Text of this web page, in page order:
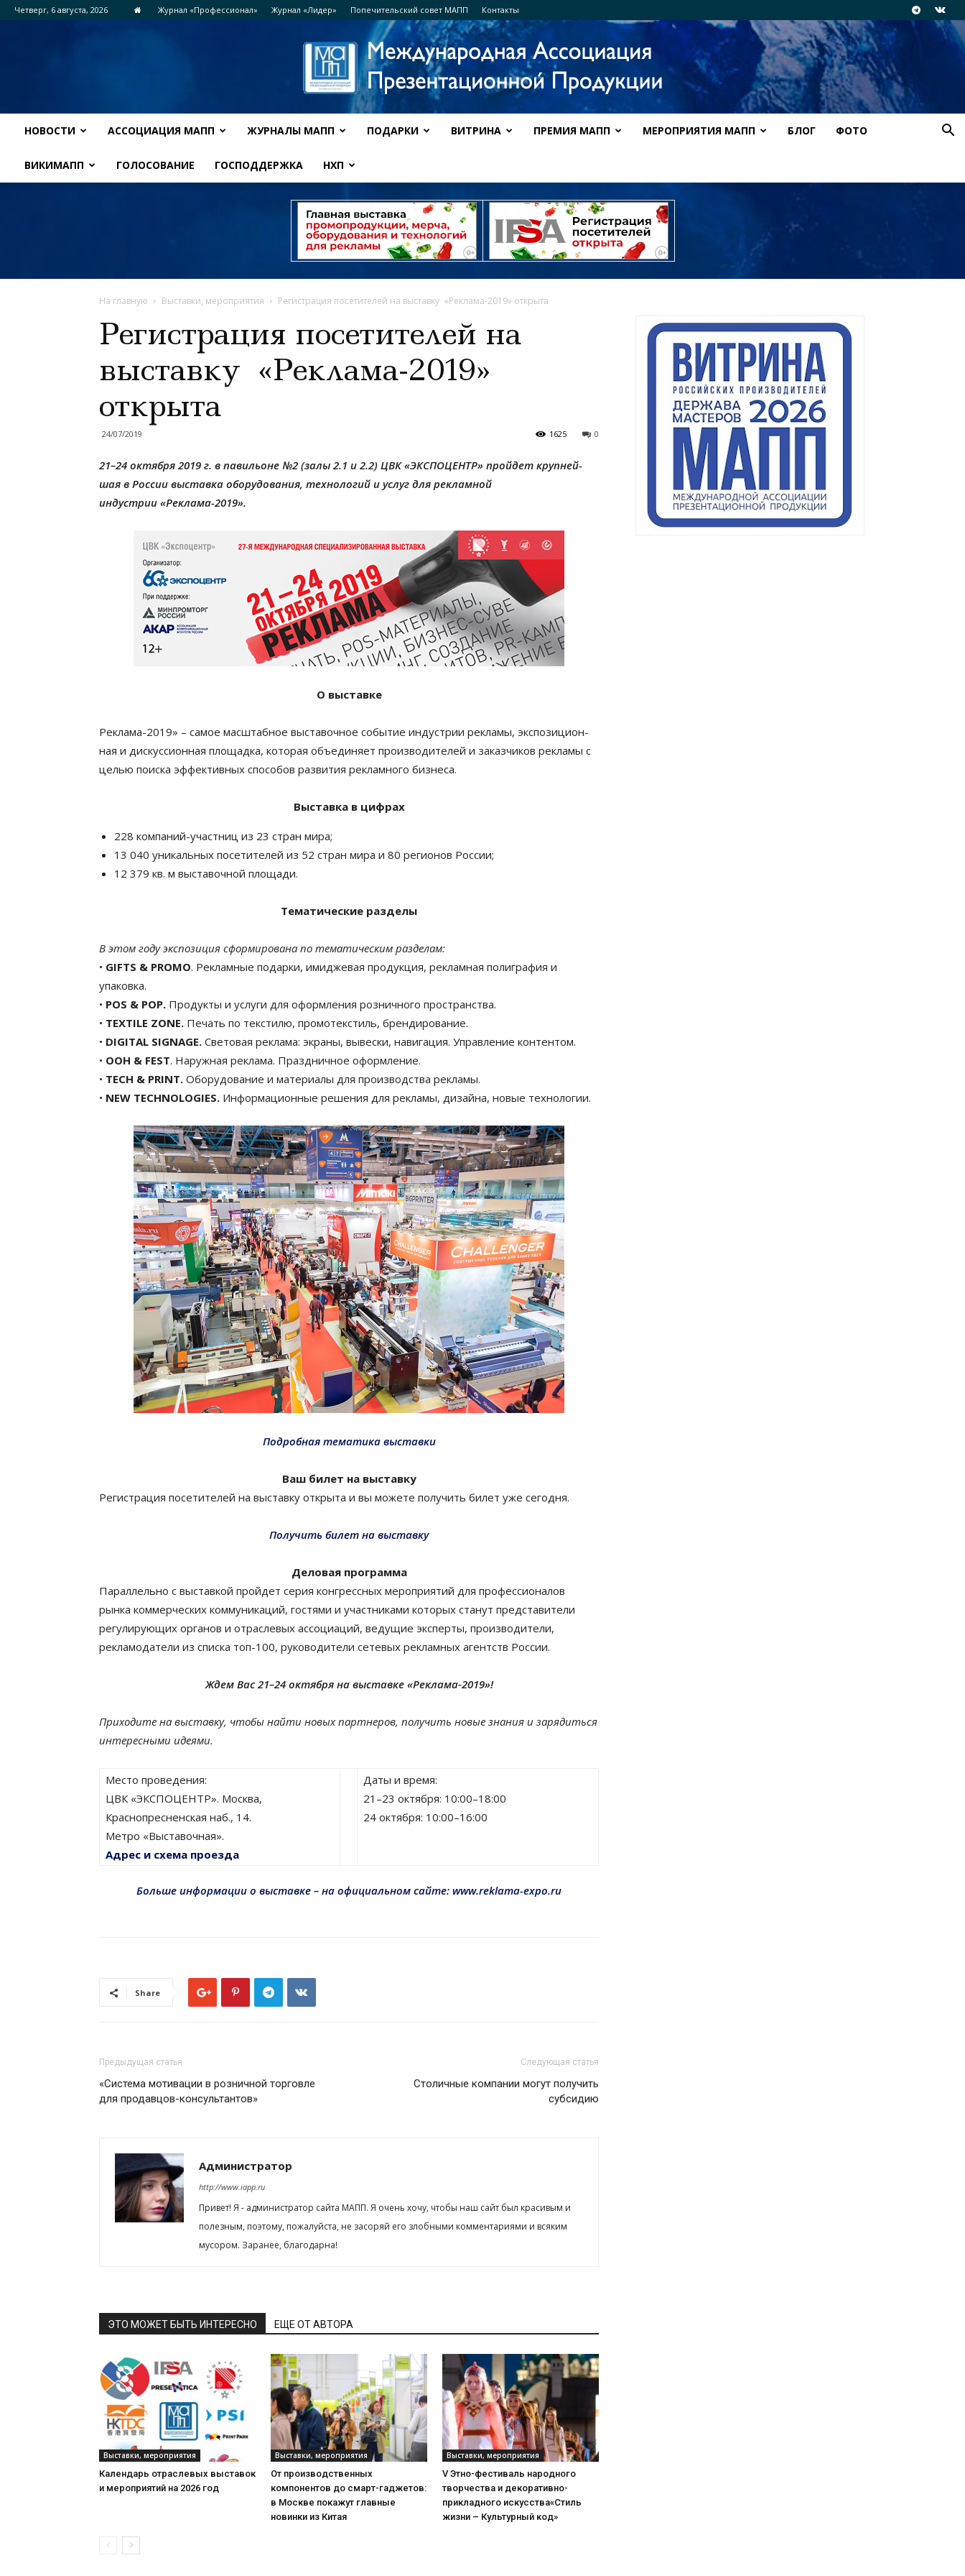
Четверг, 6 августа, 2026 Журнал «Профессионал» Журнал «Лидер» Попечительский совет МАПП Контакты
НОВОСТИ АССОЦИАЦИЯ МАПП ЖУРНАЛЫ МАПП ПОДАРКИ ВИТРИНА ПРЕМИЯ МАПП МЕРОПРИЯТИЯ МАПП БЛОГ ФОТО
ВИКИМАПП ГОЛОСОВАНИЕ ГОСПОДДЕРЖКА НХП
На главную Выставки, мероприятия Регистрация посетителей на выставку «Реклама-​2019» открыта
Регистрация посетителей на
выставку «Реклама-​2019»
открыта
24/07/2019 0
1625
21–24 октября 2019 г. в павильоне №2 (залы 2.1 и 2.2) ЦВК «ЭКСПОЦЕНТР» пройдет крупней­
шая в России выставка оборудо­ва­ния, техноло­гий и услуг для реклам­ной
индустрии «Реклама-​2019».
О выставке
Реклама-2019» – самое масштаб­ное выставоч­ное событие индустрии рекламы, экспози­ци­он­
ная и дискус­си­он­ная площадка, которая объеди­няет произво­ди­те­лей и заказчи­ков рекламы с
целью поиска эффектив­ных способов развития реклам­ного бизнеса.
Выставка в цифрах
228 компаний-участниц из 23 стран мира;
13 040 уникальных посетителей из 52 стран мира и 80 регионов России;
12 379 кв. м выставочной площади.
Тематические разделы
В этом году экспозиция сформирована по тематическим разделам:
• GIFTS & PROMO. Рекламные подарки, имиджевая продукция, рекламная полиграфия и
упаковка.
• POS & POP. Продукты и услуги для оформления розничного пространства.
• TEXTILE ZONE. Печать по текстилю, промотекстиль, брендирование.
• DIGITAL SIGNAGE. Световая реклама: экраны, вывески, навигация. Управление контентом.
• OOH & FEST. Наружная реклама. Праздничное оформление.
• TECH & PRINT. Оборудование и материалы для производства рекламы.
• NEW TECHNOLOGIES. Информационные решения для рекламы, дизайна, новые технологии.
Подробная тематика выставки
Ваш билет на выставку
Регистрация посетителей на выставку открыта и вы можете получить билет уже сегодня.
Получить билет на выставку
Деловая программа
Параллельно с выставкой пройдет серия конгресс­ных мероприя­тий для профессио­на­лов
рынка коммерче­ских коммуни­ка­ций, гостями и участни­ками которых станут предста­ви­тели
регули­рую­щих органов и отрасле­вых ассоциа­ций, ведущие эксперты, произво­ди­тели,
рекламо­да­тели из списка топ-100, руково­ди­тели сетевых реклам­ных агентств России.
Ждем Вас 21–24 октября на выставке «Реклама‑2019»!
Приходите на выставку, чтобы найти новых партнеров, получить новые знания и зарядиться
интерес­ными идеями.
Место проведения:
ЦВК «ЭКСПОЦЕНТР». Москва,
Краснопресненская наб., 14.
Метро «Выставочная».
Адрес и схема проезда
Даты и время:
21–23 октября: 10:00–18:00
24 октября: 10:00–16:00
Больше информации о выставке – на официальном сайте: www.reklama-expo.ru
Share
Предыдущая статья
«Система мотивации в розничной торговле
для продавцов-консультантов»
Следующая статья
Столичные компании могут получить
субсидию
Администратор
http://www.iapp.ru
Привет! Я - администратор сайта МАПП. Я очень хочу, чтобы наш сайт был красивым и
полезным, поэтому, пожалуйста, не засоряй его злобными комментариями и всяким
мусором. Заранее, благодарна!
ЭТО МОЖЕТ БЫТЬ ИНТЕРЕСНО ЕЩЕ ОТ АВТОРА
Выставки, мероприятия
Календарь отраслевых выставок
и мероприятий на 2026 год
Выставки, мероприятия
От производственных
компонентов до смарт-гаджетов:
в Москве покажут главные
новинки из Китая
Выставки, мероприятия
V Этно-фестиваль народного
творчества и декоративно-
прикладного искусства«Стиль
жизни – Культурный код»